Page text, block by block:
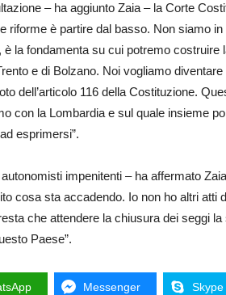
– ha aggiunto Zaia – la Corte
riforme è partire dal basso. Non siamo in
la fondamenta su cui potremo costruire
e di Bolzano. Noi vogliamo
dell’articolo 116 della Costituzione.
con la Lombardia e sul quale insieme
esprimersi”.
impenitenti – ha affermato
cosa sta accadendo. Io non ho altri atti
che attendere la chiusura dei seggi
Paese”.
Messenger Skype